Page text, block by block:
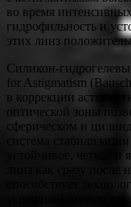
во время
гидрофильность и
этих линз
Силикон-
for Astigmatism
в коррекции
оптической зоны
сферическом и
система
устойчивое, четкое
линз как сразу после
способствует
успешный подбор